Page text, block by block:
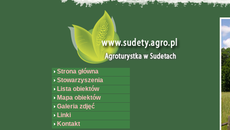
Strona główna
Stowarzyszenia
Lista obiektów
Mapa obiektów
Galeria zdjęć
Linki
Kontakt